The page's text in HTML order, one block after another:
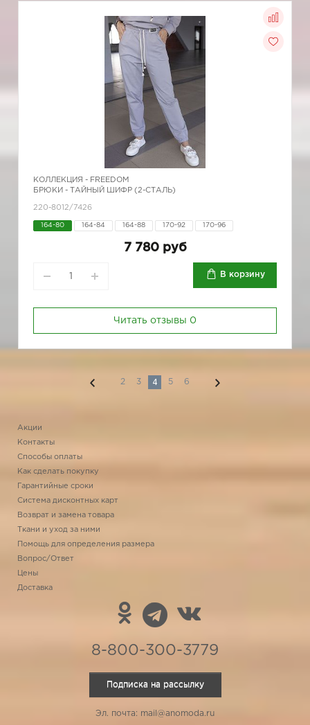
КОЛЛЕКЦИЯ - FREEDOM
БРЮКИ - ТАЙНЫЙ ШИФР (2-СТАЛЬ)
220-8012/7426
164-80 164-84 164-88 170-92 170-96
7 780 руб
В корзину
Читать отзывы 0
2 3 4 5 6
Акции
Контакты
Способы оплаты
Как сделать покупку
Гарантийные сроки
Система дисконтных карт
Возврат и замена товара
Ткани и уход за ними
Помощь для определения размера
Вопрос/Ответ
Цены
Доставка
8-800-300-3779
Подписка на рассылку
Эл. почта: mail@anomoda.ru